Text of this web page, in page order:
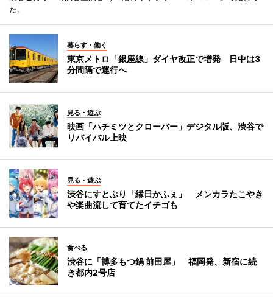
た。
暮らす・働く
東京メトロ「銀座線」ダイヤ改正で増発 日中は3
分間隔で運行へ
見る・遊ぶ
映画「ハチミツとクローバー」デジタル版、渋谷で
リバイバル上映
見る・遊ぶ
渋谷にすとぷり「縁日かふぇ」 メンカラたこやき
や楽曲流して育てたイチゴも
食べる
渋谷に「博多もつ鍋 前田屋」 福岡発、新宿に続
き都内2号店